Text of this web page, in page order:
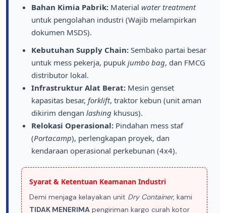
Bahan Kimia Pabrik: Material water treatment
untuk pengolahan industri (Wajib melampirkan
dokumen MSDS).
Kebutuhan Supply Chain: Sembako partai besar
untuk mess pekerja, pupuk jumbo bag, dan FMCG
distributor lokal.
Infrastruktur Alat Berat: Mesin genset
kapasitas besar, forklift, traktor kebun (unit aman
dikirim dengan lashing khusus).
Relokasi Operasional: Pindahan mess staf
(Portacamp), perlengkapan proyek, dan
kendaraan operasional perkebunan (4x4).
Syarat & Ketentuan Keamanan Industri
Demi menjaga kelayakan unit Dry Container, kami
TIDAK MENERIMA pengiriman kargo curah kotor